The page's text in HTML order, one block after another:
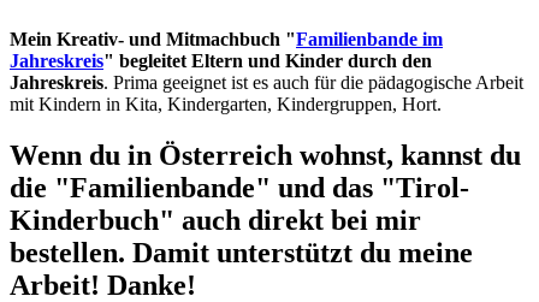
Mein Kreativ- und Mitmachbuch "Familienbande im
Jahreskreis" begleitet Eltern und Kinder durch den
Jahreskreis. Prima geeignet ist es auch für die pädagogische Arbeit
mit Kindern in Kita, Kindergarten, Kindergruppen, Hort.
Wenn du in Österreich wohnst, kannst du
die "Familienbande" und das "Tirol-
Kinderbuch" auch direkt bei mir
bestellen. Damit unterstützt du meine
Arbeit! Danke!